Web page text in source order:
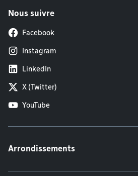
Nous suivre
Facebook
Instagram
LinkedIn
X (Twitter)
YouTube
Arrondissements